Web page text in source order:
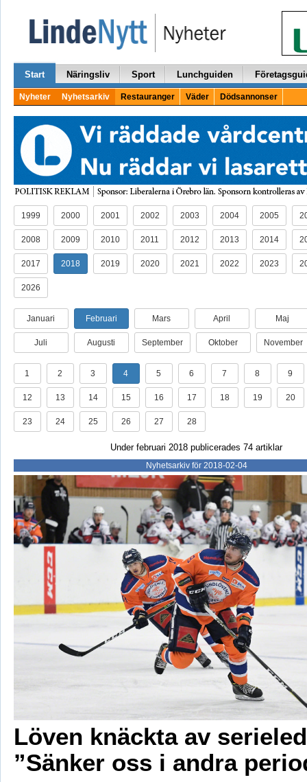
Start Näringsliv Sport Lunchguiden
Nyheter Nyhetsarkiv Restauranger Väder Dödsannonser
1999 2000 2001 2002 2003 2004 2005
2008 2009 2010 2011 2012 2013 2014
2017 2018 2019 2020 2021 2022 2023
2026
Januari Februari Mars April Maj
Juli Augusti September Oktober November
1 2 3 4 5 6 7 8 9
12 13 14 15 16 17 18 19 20
23 24 25 26 27 28
Under februari 2018 publicerades 74 artiklar
Nyhetsarkiv för 2018-02-04
Löven knäckta av
”Sänker oss i andra